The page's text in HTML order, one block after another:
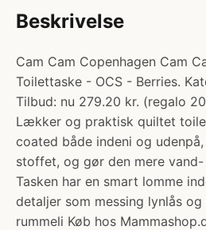
Beskrivelse
Cam Cam Copenhagen Cam
Toilettaske - OCS - Berries.
Tilbud: nu 279.20 kr. (regalo
Lækker og praktisk quiltet
coated både indeni og
stoffet, og gør den mere
Tasken har en smart lomme
detaljer som messing lynlås
rummeli Køb hos